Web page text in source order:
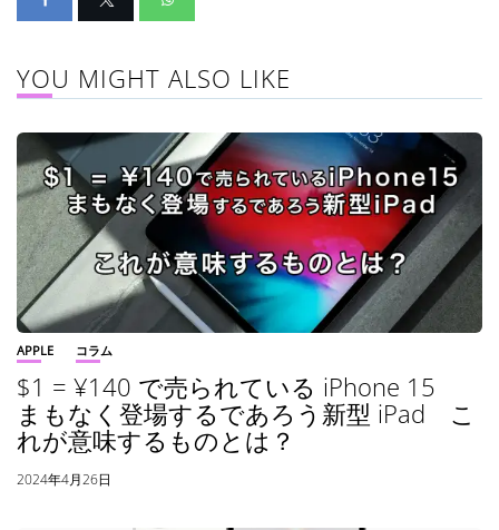
YOU MIGHT ALSO LIKE
APPLE コラム
$1 = ¥140 で売られている iPhone 15
まもなく登場するであろう新型 iPad こ
れが意味するものとは？
2024年4月26日